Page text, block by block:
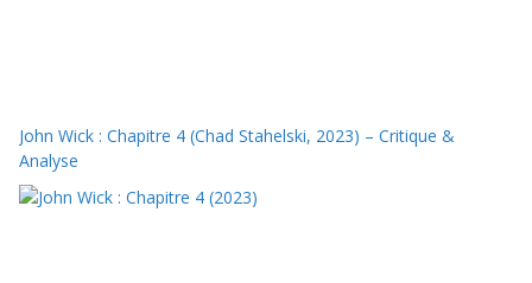
John Wick : Chapitre 4 (Chad Stahelski, 2023) – Critique &
Analyse